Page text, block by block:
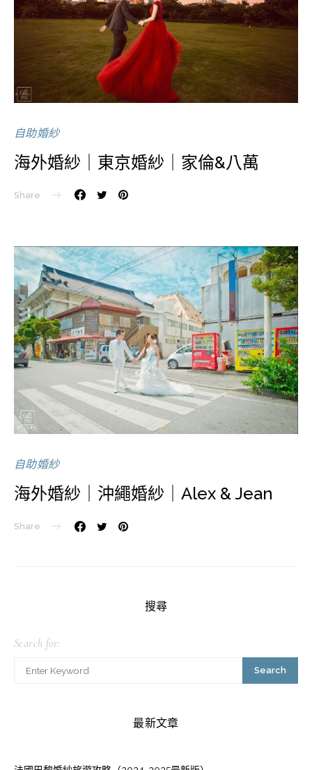
自助婚紗
海外婚紗｜東京婚紗｜家倫&八萬
Share
自助婚紗
海外婚紗｜沖繩婚紗｜Alex & Jean
Share
搜尋
Search for:
Search
最新文章